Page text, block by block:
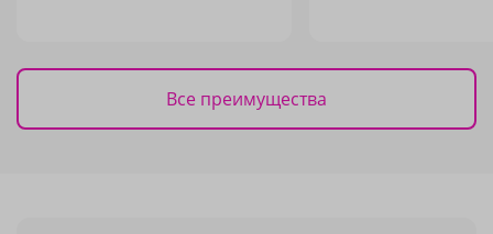
Все преимущества